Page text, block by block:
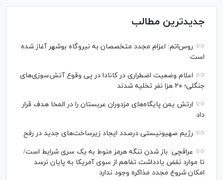
جدیدترین مطالب
روس‌اتم: اعزام مجدد متخصصان به نیروگاه بوشهر آغاز شده
است
اعلام وضعیت اضطراری در کانادا در پی وقوع آتش‌سوزی‌های
جنگلی؛ ۲۰ هزا نفر تخلیه شدند
ارتش یمن پایگاه‌های مزدوران عربستان را در المخا هدف قرار
داد
رژیم صهیونیستی درصدد ایجاد زیرساخت‌های جدید در رفح
عراقچی: باز شدن تنگه هرمز منوط به یک سری شرایط است/
تا موارد نقض یادداشت تفاهم از سوی آمریکا به پایان نرسد
امکان شروع مجدد مذاکره وجود ندارد